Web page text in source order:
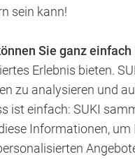
sein kann!
Sie ganz
Erlebnis bieten.
zu analysieren und
ist einfach: SUKI
Informationen,